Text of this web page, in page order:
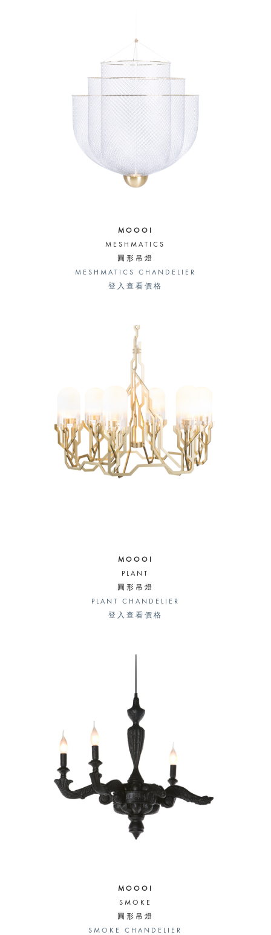
MOOOI
MESHMATICS
圓形吊燈
MESHMATICS CHANDELIER
登入查看價格
MOOOI
PLANT
圓形吊燈
PLANT CHANDELIER
登入查看價格
MOOOI
SMOKE
圓形吊燈
SMOKE CHANDELIER